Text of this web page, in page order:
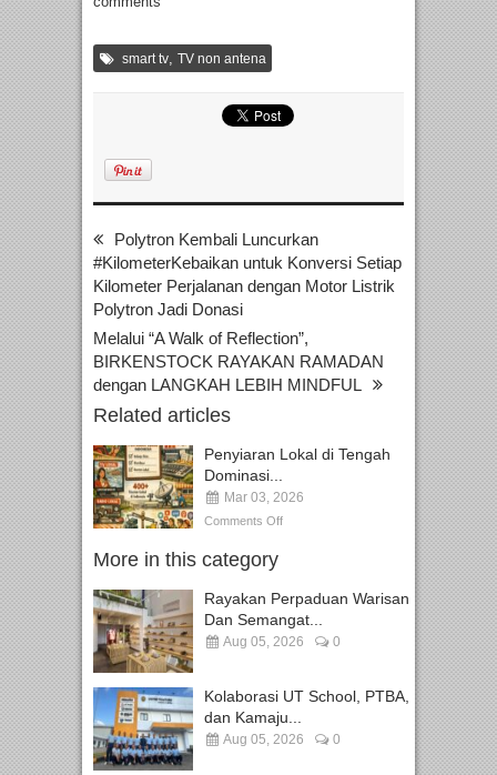
smart tv TV non antena
Polytron Kembali Luncurkan
#KilometerKebaikan untuk Konversi Setiap
Kilometer Perjalanan dengan Motor Listrik
Polytron Jadi Donasi
Melalui “A Walk of Reflection”,
BIRKENSTOCK RAYAKAN RAMADAN
dengan LANGKAH LEBIH MINDFUL
Related articles
Penyiaran Lokal di Tengah
Dominasi...
Mar 03, 2026
Comments Off
More in this category
Rayakan Perpaduan Warisan
Dan Semangat...
Aug 05, 2026 0
Kolaborasi UT School, PTBA,
dan Kamaju...
Aug 05, 2026 0